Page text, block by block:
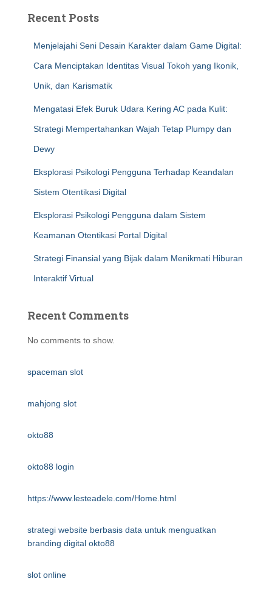
Recent Posts
Menjelajahi Seni Desain Karakter dalam Game Digital:
Cara Menciptakan Identitas Visual Tokoh yang Ikonik,
Unik, dan Karismatik
Mengatasi Efek Buruk Udara Kering AC pada Kulit:
Strategi Mempertahankan Wajah Tetap Plumpy dan
Dewy
Eksplorasi Psikologi Pengguna Terhadap Keandalan
Sistem Otentikasi Digital
Eksplorasi Psikologi Pengguna dalam Sistem
Keamanan Otentikasi Portal Digital
Strategi Finansial yang Bijak dalam Menikmati Hiburan
Interaktif Virtual
Recent Comments
No comments to show.
spaceman slot
mahjong slot
okto88
okto88 login
https://www.lesteadele.com/Home.html
strategi website berbasis data untuk menguatkan
branding digital okto88
slot online